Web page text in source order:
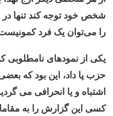
شخص خود توجه کند تنها
را می‌توان یک فرد کمونیست
یکی از نمودهای نامطلوبی
حزب پا داد، این بود که
اشتباه و یا انحرافی می
کسی این گزارش را به